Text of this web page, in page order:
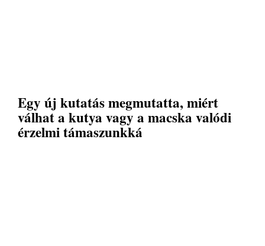
Egy új kutatás megmutatta, miért
válhat a kutya vagy a macska valódi
érzelmi támaszunkká